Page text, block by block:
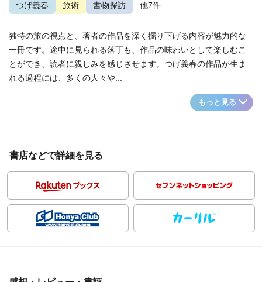
つげ義春 旅術 書物探訪 ...他7件
独特の旅の視点と、著者の作品を深く掘り下げる内容が魅力的な
一冊です。途中に見られる落丁も、作品の味わいとして楽しむこ
とができ、読者に親しみを感じさせます。つげ義春の作品が生ま
れる過程には、多くの人々や...
もっと見る
書店などで詳細を見る